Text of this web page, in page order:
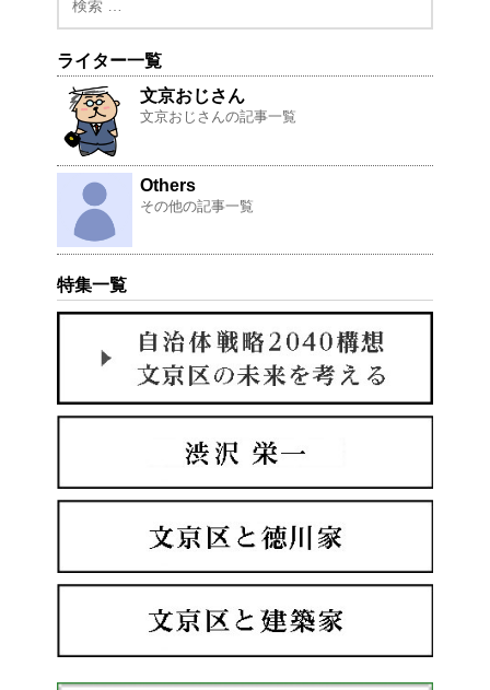
ライター一覧
文京おじさん
文京おじさんの記事一覧
Others
その他の記事一覧
特集一覧